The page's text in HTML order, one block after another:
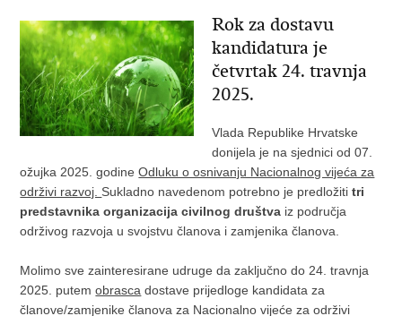
Rok za dostavu
kandidatura je
četvrtak 24. travnja
2025.
Vlada Republike Hrvatske
donijela je na sjednici od 07.
ožujka 2025. godineOdluku o osnivanju Nacionalnog vijeća za
održivi razvoj. Sukladno navedenom potrebno je predložititri
predstavnika organizacija civilnog društva iz područja
održivog razvoja u svojstvu članova i zamjenika članova.
Molimo sve zainteresirane udruge da zaključno do 24. travnja
2025. putemobrasca dostave prijedloge kandidata za
članove/zamjenike članova za Nacionalno vijeće za održivi